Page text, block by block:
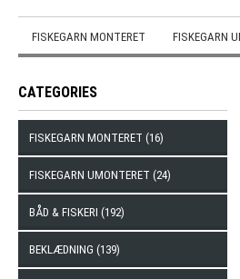
FISKEGARN MONTERET FISKEGARN
CATEGORIES
FISKEGARN MONTERET (16)
FISKEGARN UMONTERET (24)
BÅD & FISKERI (192)
BEKLÆDNING (139)